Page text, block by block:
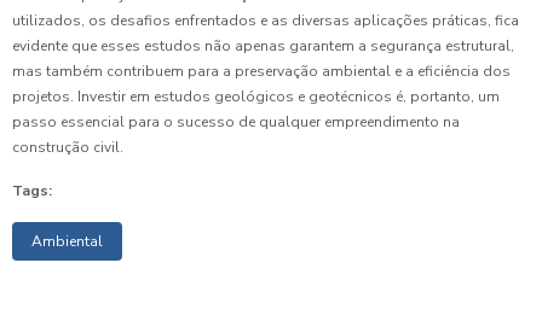
utilizados, os desafios enfrentados e as diversas aplicações práticas, fica
evidente que esses estudos não apenas garantem a segurança estrutural,
mas também contribuem para a preservação ambiental e a eficiência dos
projetos. Investir em estudos geológicos e geotécnicos é, portanto, um
passo essencial para o sucesso de qualquer empreendimento na
construção civil.
Tags:
Ambiental